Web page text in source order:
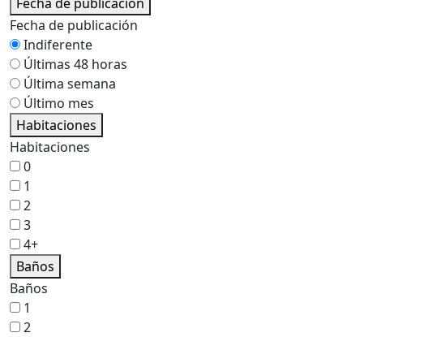
Fecha de publicación
Indiferente
Últimas 48 horas
Última semana
Último mes
Habitaciones
Habitaciones
0
1
2
3
4+
Baños
Baños
1
2